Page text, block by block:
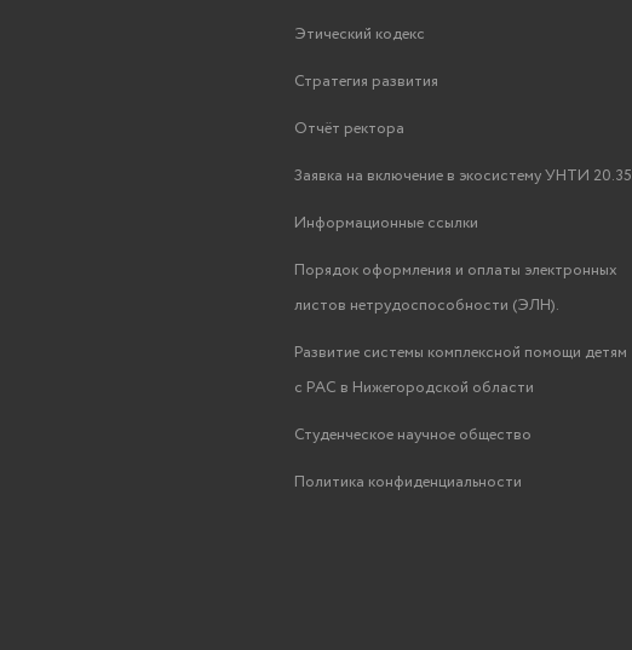
Этический кодекс
Стратегия развития
Отчёт ректора
Заявка на включение в экосистему УНТИ 20.35
Информационные ссылки
Порядок оформления и оплаты электронных
листов нетрудоспособности (ЭЛН).
Развитие системы комплексной помощи детям
с РАС в Нижегородской области
Студенческое научное общество
Политика конфиденциальности